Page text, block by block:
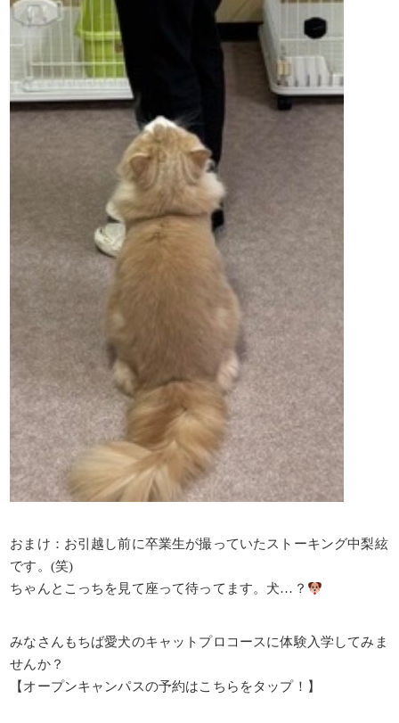
おまけ：お引越し前に卒業生が撮っていたストーキング中梨絃
です。(笑)
ちゃんとこっちを見て座って待ってます。犬…？
みなさんもちば愛犬のキャットプロコースに体験入学してみま
せんか？
【オープンキャンパスの予約はこちらをタップ！】